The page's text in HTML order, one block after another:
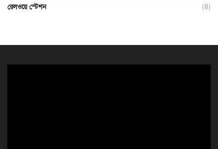
রেলওয়ে স্টেশন (8)